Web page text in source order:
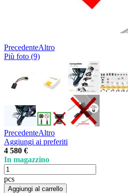
PrecedenteAltro
Più foto (9)
PrecedenteAltro
Aggiungi ai preferiti
4 580 €
In magazzino
pcs
Aggiungi al carrello